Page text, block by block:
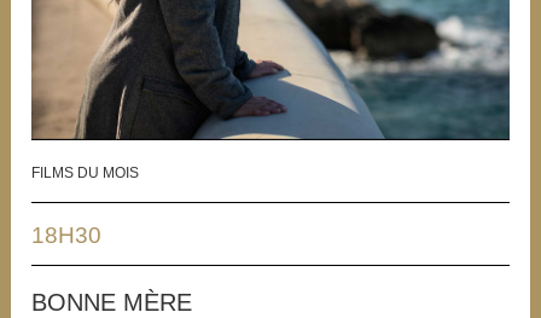
FILMS DU MOIS
18H30
BONNE MÈRE